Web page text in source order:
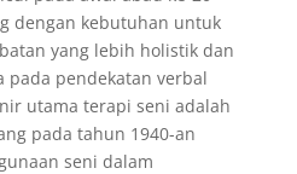
dengan kebutuhan untuk
yang lebih holistik dan
pada pendekatan verbal
utama terapi seni adalah
pada tahun 1940-an
seni dalam